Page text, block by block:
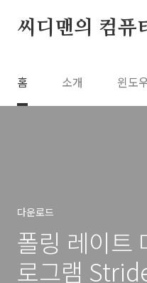
씨디맨의 컴퓨
홈 소개 윈도
다운로드
폴링 레이트
로그램